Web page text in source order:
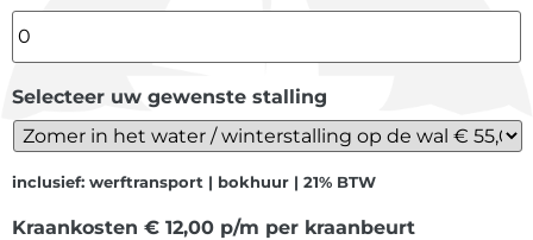
Selecteer uw gewenste stalling
inclusief: werftransport | bokhuur | 21% BTW
Kraankosten € 12,00 p/m per kraanbeurt